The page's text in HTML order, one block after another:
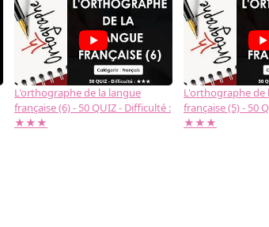
L'orthographe de la langue
française (6) - 50 QUIZ - Difficulté :
★★★
L'orthographe de
française (5) - 50
★★★